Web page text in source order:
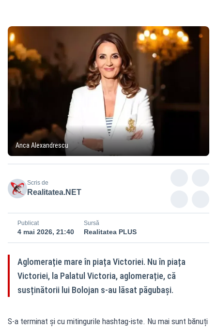
Anca Alexandrescu
Scris de
Realitatea.NET
Publicat
4 mai 2026, 21:40
Sursă
Realitatea PLUS
Aglomerație mare în piața Victoriei. Nu în piața
Victoriei, la Palatul Victoria, aglomerație, că
susținătorii lui Bolojan s-au lăsat păgubași.
S-a terminat și cu mitingurile hashtag-iste. Nu mai sunt bănuți